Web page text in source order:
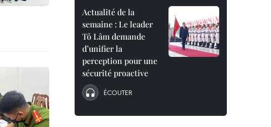
Actualité de la
semaine : Le leader
Tô Lâm demande
d’unifier la
perception pour une
sécurité proactive
ÉCOUTER